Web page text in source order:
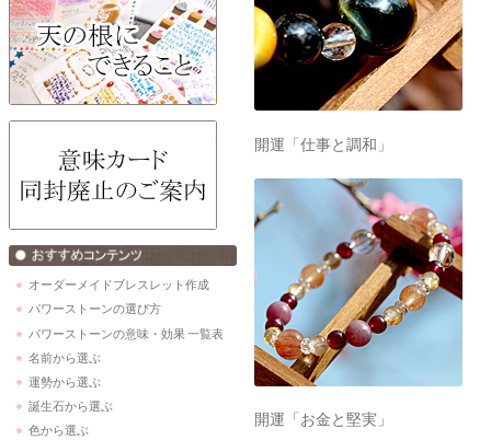
オーダーメイドブレスレット作成
パワーストーンの選び方
パワーストーンの意味・効果 一覧表
名前から選ぶ
運勢から選ぶ
誕生石から選ぶ
色から選ぶ
開運「仕事と調和」
開運「お金と堅実」